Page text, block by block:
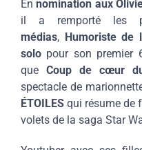
Ennomination aux
il a remporté les
médias, Humoriste de
solo pour son premier
que Coup de cœur
spectacle de
ÉTOILES qui résume de
volets de la saga Star